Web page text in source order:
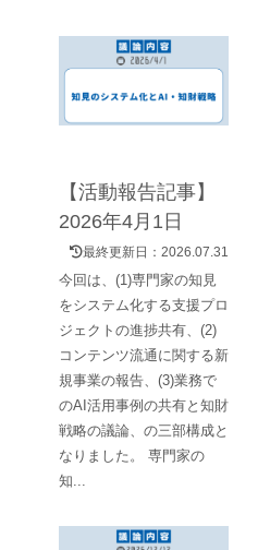
【活動報告記事】
2026年4月1日
最終更新日：2026.07.31
今回は、(1)専門家の知見
をシステム化する支援プロ
ジェクトの進捗共有、(2)
コンテンツ流通に関する新
規事業の報告、(3)業務で
のAI活用事例の共有と知財
戦略の議論、の三部構成と
なりました。 専門家の
知...